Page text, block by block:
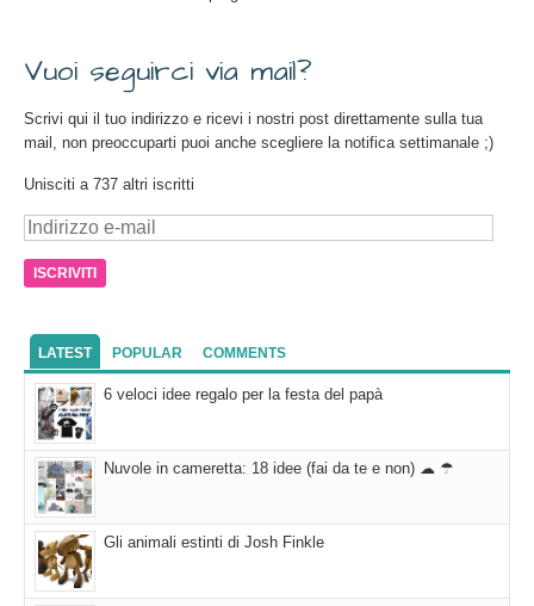
Vuoi seguirci via mail?
Scrivi qui il tuo indirizzo e ricevi i nostri post direttamente sulla tua
mail, non preoccuparti puoi anche scegliere la notifica settimanale ;)
Unisciti a 737 altri iscritti
Indirizzo
mail
LATEST POPULAR COMMENTS
6 veloci idee regalo per la festa del papà
Nuvole in cameretta: 18 idee (fai da te e non) ☁ ☂
Gli animali estinti di Josh Finkle